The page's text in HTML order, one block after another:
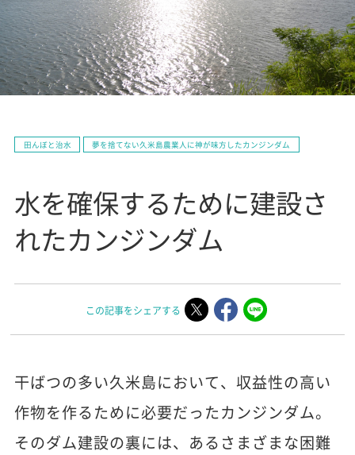
田んぼと治水 夢を捨てない久米島農業人に神が味方したカンジンダム
水を確保するために建設さ
れたカンジンダム
この記事をシェアする
干ばつの多い久米島において、収益性の高い
作物を作るために必要だったカンジンダム。
そのダム建設の裏には、あるさまざまな困難